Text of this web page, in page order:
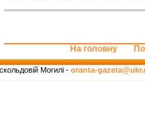
На головну
Могилі - oranta-